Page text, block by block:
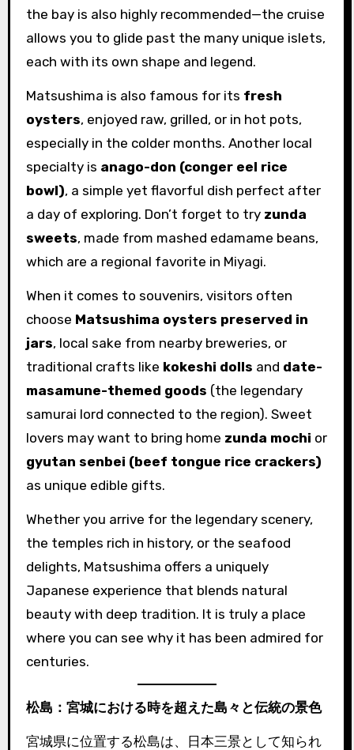
the bay is also highly recommended—the cruise
allows you to glide past the many unique islets,
each with its own shape and legend.
Matsushima is also famous for its fresh
oysters, enjoyed raw, grilled, or in hot pots,
especially in the colder months. Another local
specialty is anago-don (conger eel rice
bowl), a simple yet flavorful dish perfect after
a day of exploring. Don’t forget to try zunda
sweets, made from mashed edamame beans,
which are a regional favorite in Miyagi.
When it comes to souvenirs, visitors often
choose Matsushima oysters preserved in
jars, local sake from nearby breweries, or
traditional crafts like kokeshi dolls and date-
masamune-themed goods (the legendary
samurai lord connected to the region). Sweet
lovers may want to bring home zunda mochi or
gyutan senbei (beef tongue rice crackers)
as unique edible gifts.
Whether you arrive for the legendary scenery,
the temples rich in history, or the seafood
delights, Matsushima offers a uniquely
Japanese experience that blends natural
beauty with deep tradition. It is truly a place
where you can see why it has been admired for
centuries.
松島：宮城における時を超えた島々と伝統の景色
宮城県に位置する松島は、日本三景として知られ